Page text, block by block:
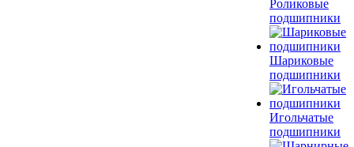
Роликовые
подшипники
Шариковые
подшипники
Игольчатые
подшипники